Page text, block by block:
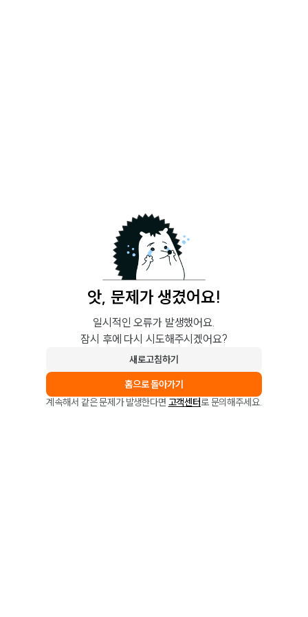
앗, 문제가 생겼어요!
일시적인 오류가 발생했어요.
잠시 후에 다시 시도해주시겠어요?
새로고침하기
홈으로 돌아가기
계속해서 같은 문제가 발생한다면 고객센터로 문의해주세요.